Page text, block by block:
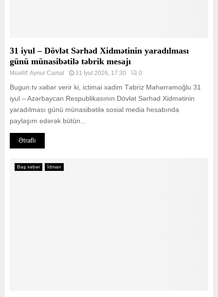
31 iyul – Dövlət Sərhəd Xidmətinin yaradılması
günü münasibətilə təbrik mesajı
Müəllif:Aynur Camal 31 İyul 2026, 17:30 0
Bugun.tv xəbər verir ki, ictimai xadim Təbriz Məhərrəmoğlu 31
iyul – Azərbaycan Respublikasının Dövlət Sərhəd Xidmətinin
yaradılması günü münasibətilə sosial media hesabında
paylaşım edərək bütün...
Ətraflı
Baş xəbər İdman